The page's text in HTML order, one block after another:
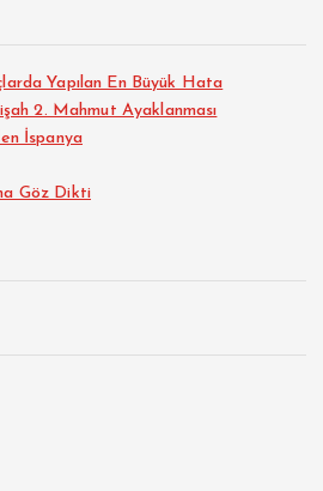
Yapılan En Büyük Hata
2. Mahmut Ayaklanması
İspanya
Göz Dikti